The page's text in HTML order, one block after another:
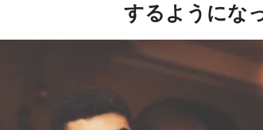
するようにな